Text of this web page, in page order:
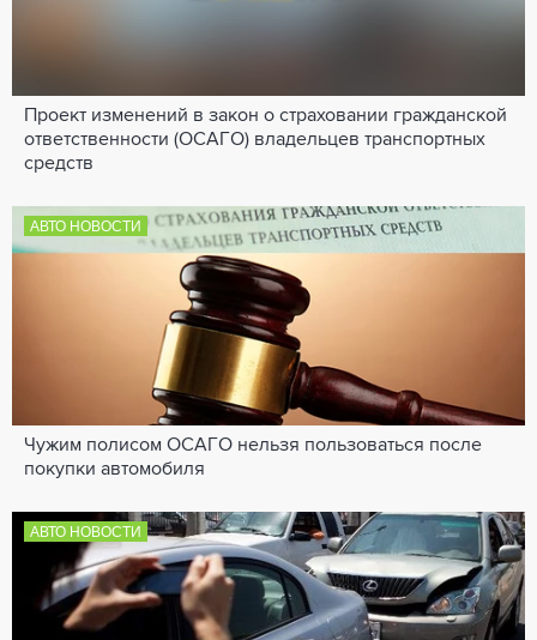
Проект изменений в закон о страховании гражданской
ответственности (ОСАГО) владельцев транспортных
средств
АВТО НОВОСТИ
Чужим полисом ОСАГО нельзя пользоваться после
покупки автомобиля
АВТО НОВОСТИ